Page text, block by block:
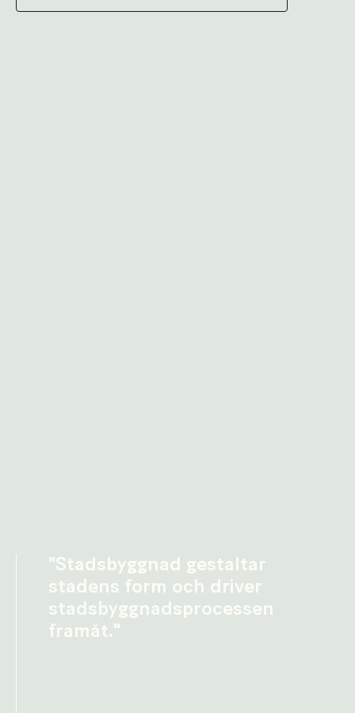
"Stadsbyggnad gestaltar
stadens form och driver
stadsbyggnadsprocessen
framåt."